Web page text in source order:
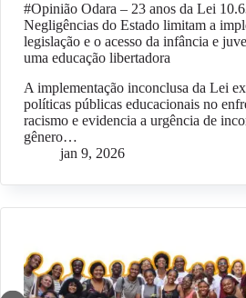
#Opinião Odara – 23 anos da Lei
Negligências do Estado limitam a
legislação e o acesso da infância e
uma educação libertadora
A implementação inconclusa da Lei
políticas públicas educacionais no
racismo e evidencia a urgência de
gênero…
jan 9, 2026